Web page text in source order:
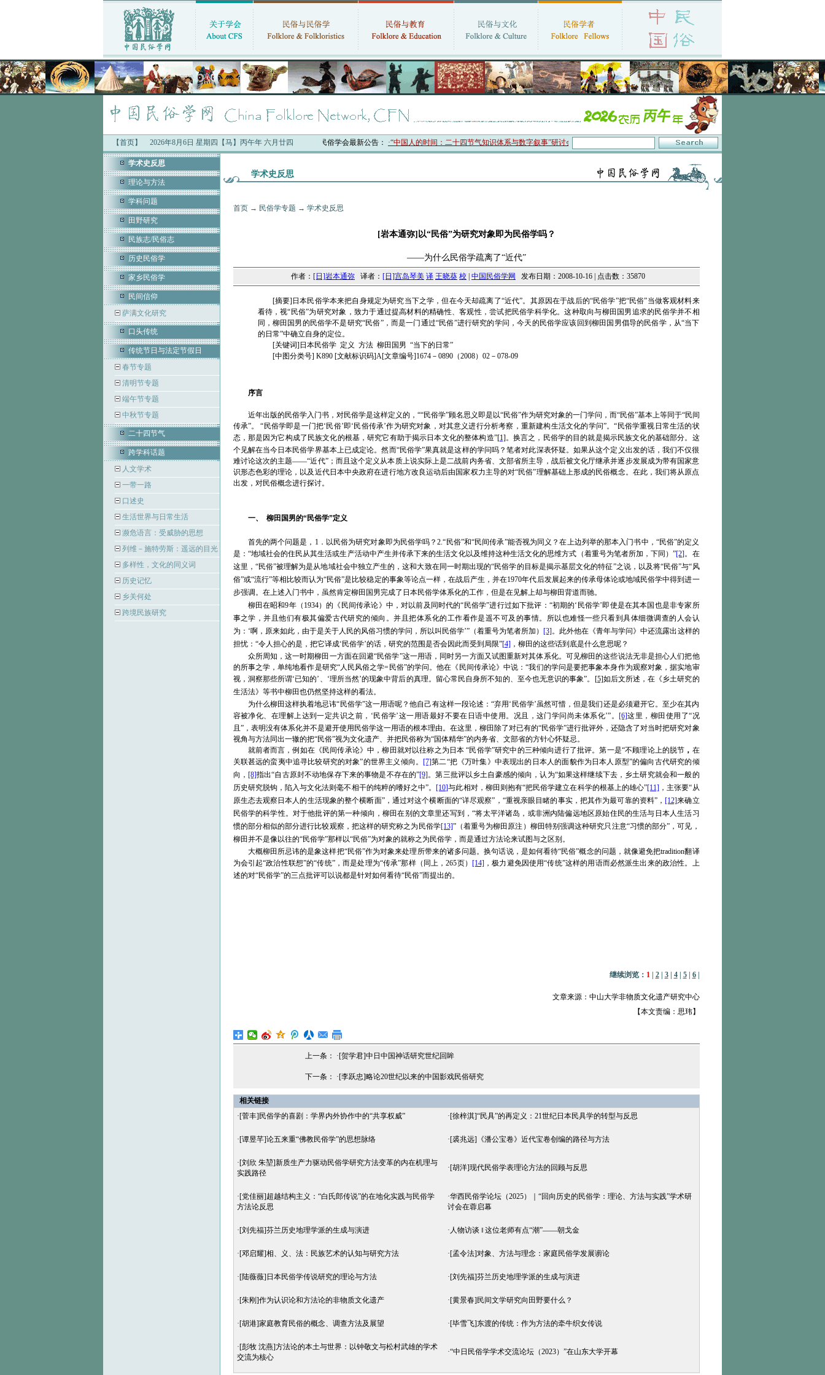
【首页】 2026年8月6日 星期四【马】丙午年 六月廿四中国民俗学会最新公告：·“中国人的时间：二十四节气知识体系与数字叙事”研讨会在京召开 ·中国民俗学会第十一届代表大会暨2026年年会征文启事
学术史反思
理论与方法
学科问题
田野研究
民族志/民俗志
历史民俗学
家乡民俗学
民间信仰
萨满文化研究
口头传统
传统节日与法定节假日
春节专题
清明节专题
端午节专题
中秋节专题
二十四节气
跨学科话题
人文学术
一带一路
口述史
生活世界与日常生活
濒危语言：受威胁的思想
列维－施特劳斯：遥远的目光
多样性，文化的同义词
历史记忆
乡关何处
跨境民族研究
学术史反思
首页→ 民俗学专题 → 学术史反思
[岩本通弥]以“民俗”为研究对象即为民俗学吗？
——为什么民俗学疏离了“近代”
作者： [日]岩本通弥 译者： [日]宫岛琴美 译 王晓葵 校 中国民俗学网 发布日期：2008-10-16 | 点击数：35870
[摘要]日本民俗学本来把自身规定为研究当下之学，但在今天却疏离了“近代”。其原因在于战后的“民俗学”把“民俗”当做客观材料来
看待，视“民俗”为研究对象，致力于通过提高材料的精确性、客观性，尝试把民俗学科学化。这种取向与柳田国男追求的民俗学并不相
同，柳田国男的民俗学不是研究“民俗”，而是一门通过“民俗”进行研究的学问，今天的民俗学应该回到柳田国男倡导的民俗学，从“当下
的日常”中确立自身的定位。
[关键词] 日本民俗学 定义 方法 柳田国男 “当下的日常”
[中图分类号] K890 [文献标识码]A[文章编号]1674－0890（2008）02－078-09
序言
近年出版的民俗学入门书，对民俗学是这样定义的，““民俗学”顾名思义即是以“民俗”作为研究对象的一门学问，而“民俗”基本上等同于“民间
传承”。 “民俗学即是一门把‘民俗’即‘民俗传承’作为研究对象，对其意义进行分析考察，重新建构生活文化的学问”。“民俗学重视日常生活的状
态，那是因为它构成了民族文化的根基，研究它有助于揭示日本文化的整体构造”[1]。换言之，民俗学的目的就是揭示民族文化的基础部分。这
个见解在当今日本民俗学界基本上已成定论。然而“民俗学”果真就是这样的学问吗？笔者对此深表怀疑。如果从这个定义出发的话，我们不仅很
难讨论这次的主题——“近代”；而且这个定义从本质上说实际上是二战前内务省、文部省所主导，战后被文化厅继承并逐步发展成为带有国家意
识形态色彩的理论，以及近代日本中央政府在进行地方改良运动后由国家权力主导的对“民俗”理解基础上形成的民俗概念。在此，我们将从原点
出发，对民俗概念进行探讨。
一、 柳田国男的“民俗学”定义
首先的两个问题是，1．以民俗为研究对象即为民俗学吗？2.“民俗”和“民间传承”能否视为同义？在上边列举的那本入门书中，“民俗”的定义
是：“地域社会的住民从其生活或生产活动中产生并传承下来的生活文化以及维持这种生活文化的思维方式（着重号为笔者所加，下同）”[2]。在
这里， “民俗”被理解为是从地域社会中独立产生的，这和大致在同一时期出现的“民俗学的目标是揭示基层文化的特征”之说，以及将“民俗”与“风
俗”或“流行”等相比较而认为“民俗”是比较稳定的事象等论点一样，在战后产生，并在1970年代后发展起来的传承母体论或地域民俗学中得到进一
步强调。在上述入门书中，虽然肯定柳田国男完成了日本民俗学体系化的工作，但是在见解上却与柳田背道而驰。
柳田在昭和9年（1934）的《民间传承论》中，对以前及同时代的“民俗学”进行过如下批评： “初期的‘民俗学’即使是在其本国也是非专家所
事之学，并且他们有极其偏爱古代研究的倾向。并且把体系化的工作看作是遥不可及的事情。所以也难怪一些只看到具体细微调查的人会认
为：‘啊，原来如此，由于是关于人民的风俗习惯的学问，所以叫民俗学’”（着重号为笔者所加） [3]。此外他在《青年与学问》中还流露出这样的
担忧：“令人担心的是，把它译成‘民俗学’的话，研究的范围是否会因此而受到局限”[4] ，柳田的这些话到底是什么意思呢？
众所周知，这一时期柳田一方面在回避“民俗学”这一用语，同时另一方面又试图重新对其体系化。可见柳田的这些说法无非是担心人们把他
的所事之学，单纯地看作是研究“人民风俗之学=民俗”的学问。他在《民间传承论》中说：“我们的学问是要把事象本身作为观察对象，据实地审
视， 洞察那些所谓‘已知的’、‘理所当然’的现象中背后的真理。 留心常民自身所不知的、至今也无意识的事象”。 [5]如后文所述，在《乡土研究的
生活法》等书中柳田也仍然坚持这样的看法。
为什么柳田这样执着地忌讳“民俗学”这一用语呢？他自己有这样一段论述：“弃用‘民俗学’虽然可惜，但是我们还是必须避开它。至少在其内
容被净化、在理解上达到一定共识之前，‘民俗学’这一用语最好不要在日语中使用。况且，这门学问尚未体系化’”。 [6]这里，柳田使用了“况
且”，表明没有体系化并不是避开使用民俗学这一用语的根本理由。在这里，柳田除了对已有的“民俗学”进行批评外，还隐含了对当时把研究对象
视角与方法同出一辙的把“民俗”视为文化遗产、并把民俗称为“国体精华”的内务省、文部省的方针心怀疑忌。
就前者而言，例如在《民间传承论》中，柳田就对以往称之为日本 “民俗学”研究中的三种倾向进行了批评。第一是“不顾理论上的脱节 ， 在
关联甚远的蛮夷中追寻比较研究的对象”的世界主义倾向。 [7]第二“把《万叶集》中表现出的日本人的面貌作为日本人原型”的偏向古代研究的倾
向， [8]指出“自古原封不动地保存下来的事物是不存在的”[9]。第三批评以乡土自豪感的倾向，认为“如果这样继续下去，乡土研究就会和一般的
历史研究脱钩，陷入与文化法则毫不相干的纯粹的嗜好之中”。 [10]与此相对，柳田则抱有“把民俗学建立在科学的根基上的雄心”[11] ，主张要“从
原生态去观察日本人的生活现象的整个横断面”，通过对这个横断面的“详尽观察”，“重视亲眼目睹的事实，把其作为最可靠的资料”， [12]来确立
民俗学的科学性。对于他批评的第一种倾向，柳田在别的文章里还写到，“将太平洋诸岛，或非洲内陆偏远地区原始住民的生活与日本人生活习
惯的部分相似的部分进行比较观察，把这样的研究称之为民俗学[13]”（着重号为柳田原注）柳田特别强调这种研究只注意“习惯的部分”，可见，
柳田并不是像以往的“民俗学”那样以“民俗”为对象的就称之为民俗学，而是通过方法论来试图与之区别。
大概柳田所忌讳的是象这样把“民俗”作为对象来处理所带来的诸多问题。换句话说，是如何看待“民俗”概念的问题，就像避免把tradition翻译
为会引起“政治性联想”的“传统”，而是处理为“传承”那样（同上，265页） [14] ，极力避免因使用“传统”这样的用语而必然派生出来的政治性。上
述的对“民俗学”的三点批评可以说都是针对如何看待“民俗”而提出的。
继续浏览： 1| 2| 3| 4| 5| 6|
文章来源：中山大学非物质文化遗产研究中心
【本文责编：思玮】
上一条： ·[贺学君]中日中国神话研究世纪回眸
下一条： ·[李跃忠]略论20世纪以来的中国影戏民俗研究
相关链接
·[菅丰]民俗学的喜剧：学界内外协作中的“共享权威” ·[徐梓淇]“民具”的再定义：21世纪日本民具学的转型与反思
·[谭昱芊]论五来重“佛教民俗学”的思想脉络 ·[裘兆远]《潘公宝卷》近代宝卷创编的路径与方法
·[刘欣 朱堃]新质生产力驱动民俗学研究方法变革的内在机理与
实践路径
·[胡洋]现代民俗学表理论方法的回顾与反思
·[党佳丽]超越结构主义：“白氏郎传说”的在地化实践与民俗学
方法论反思
·华西民俗学论坛（2025）｜“回向历史的民俗学：理论、方法与实践”学术研
讨会在蓉启幕
·[刘先福]芬兰历史地理学派的生成与演进 · 人物访谈 ‖ 这位老师有点“潮”——朝戈金
·[邓启耀]相、义、法：民族艺术的认知与研究方法 ·[孟令法]对象、方法与理念：家庭民俗学发展谫论
·[陆薇薇]日本民俗学传说研究的理论与方法 ·[刘先福]芬兰历史地理学派的生成与演进
·[朱刚]作为认识论和方法论的非物质文化遗产 ·[黄景春]民间文学研究向田野要什么？
·[胡港]家庭教育民俗的概念、调查方法及展望 ·[毕雪飞]东渡的传统：作为方法的牵牛织女传说
·[彭牧 沈燕]方法论的本土与世界：以钟敬文与松村武雄的学术
交流为核心
·“中日民俗学学术交流论坛（2023）”在山东大学开幕